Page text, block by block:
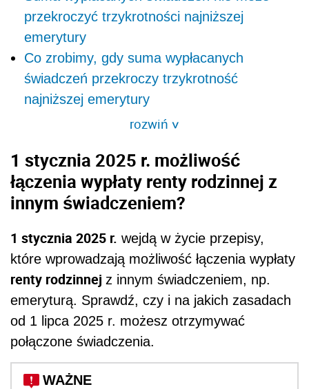
przekroczyć trzykrotności najniższej
emerytury
Co zrobimy, gdy suma wypłacanych
świadczeń przekroczy trzykrotność
najniższej emerytury
rozwiń>
1 stycznia 2025 r. możliwość
łączenia wypłaty renty rodzinnej z
innym świadczeniem?
1 stycznia 2025 r. wejdą w życie przepisy,
które wprowadzają możliwość łączenia wypłaty
renty rodzinnej z innym świadczeniem, np.
emeryturą. Sprawdź, czy i na jakich zasadach
od 1 lipca 2025 r. możesz otrzymywać
połączone świadczenia.
WAŻNE